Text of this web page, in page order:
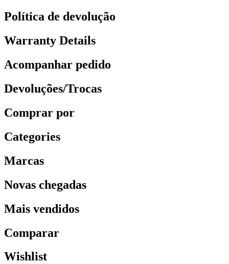
Política de devolução
Warranty Details
Acompanhar pedido
Devoluções/Trocas
Comprar por
Categories
Marcas
Novas chegadas
Mais vendidos
Comparar
Wishlist